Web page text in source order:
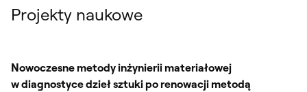
Projekty naukowe
Nowoczesne metody inżynierii materiałowej
w diagnostyce dzieł sztuki po renowacji metodą